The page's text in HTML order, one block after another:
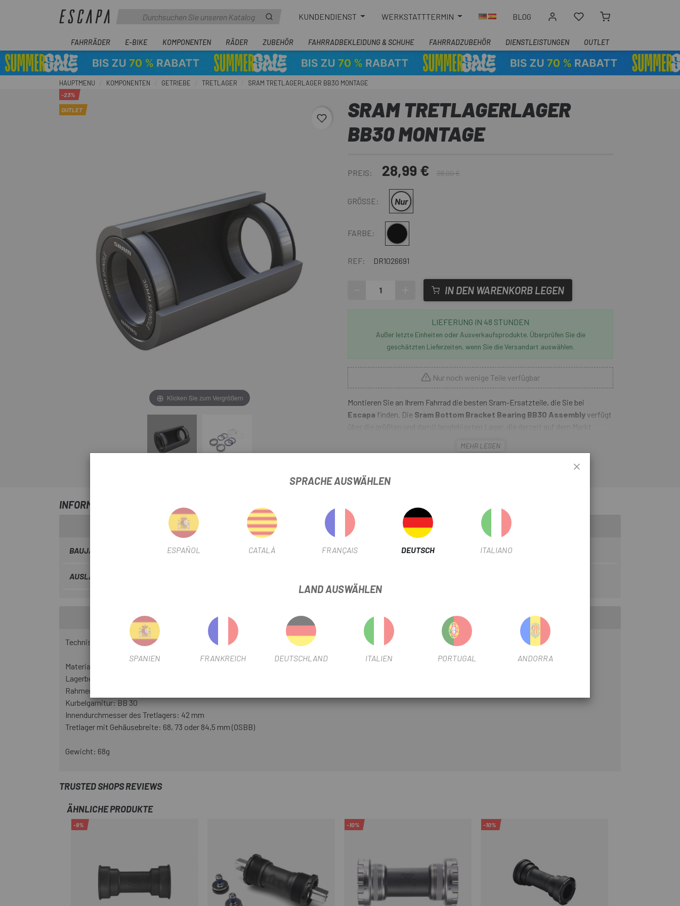
KUNDENDIENST WERKSTATTTERMIN BLOG
FAHRRÄDER E-BIKE KOMPONENTEN RÄDER ZUBEHÖR FAHRRADBEKLEIDUNG & SCHUHE FAHRRADZUBEHÖR DIENSTLEISTUNGEN OUTLET
HAUPTMENU KOMPONENTEN GETRIEBE TRETLAGER SRAM TRETLAGERLAGER BB30 MONTAGE
favorite_border
-23%
OUTLET
Klicken Sie zum Vergrößern
SRAM TRETLAGERLAGER
BB30 MONTAGE
PREIS: 28,99 € 38,00 €
GRÖSSE: Nur
FARBE: Multi
REF: DR1026691
IN DEN WARENKORB LEGEN
LIEFERUNG IN 48 STUNDEN
Außer letzte Einheiten oder Ausverkaufsprodukte. Überprüfen Sie die
geschätzten Lieferzeiten, wenn Sie die Versandart auswählen.
Nur noch wenige Teile verfügbar
Montieren Sie an Ihrem Fahrrad die besten Sram-Ersatzteile, die Sie bei
Escapa finden. Die Sram Bottom Bracket Bearing BB30 Assembly verfügt
über die größten und damit langlebigsten Lager, die derzeit auf dem Markt
sind, sorgt der optimale Vortrieb dafür, dass die Leistung auch bei verwindeten
Alle vergrößerten Lager erfordern im Hinblick auf die Vorteile der
Rahmensteifigkeit vergrößerte Rohrquerschnitte.
MEHR LESEN
INFORMATIONEN ÜBER UNS SRAM TRETLAGERLAGER BB30 MONTAGE
PRODUKTBLATT
BAUJAHR VERWENDEN SIE Berg
AUSLASSFILTER
PRODUKTINFORMATION
Technische Spezifikationen:
Material: Stahl
Lagerbestand: Industriestahllager
Rahmen: BB 30
Kurbelgarnitur: BB 30
Innendurchmesser des Tretlagers: 42 mm
Tretlager mit Gehäusebreite: 68, 73 oder 84,5 mm (OSBB)
Gewicht: 68g
TRUSTED SHOPS REVIEWS
ÄHNLICHE PRODUKTE
-9% -10% -10%
SPRACHE AUSWÄHLEN
ESPAÑOL CATALÀ FRANÇAIS DEUTSCH ITALIANO
LAND AUSWÄHLEN
SPANIEN FRANKREICH DEUTSCHLAND ITALIEN PORTUGAL ANDORRA